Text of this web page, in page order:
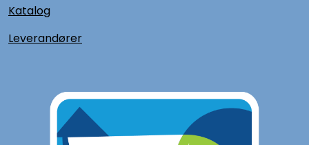
Katalog
Leverandører